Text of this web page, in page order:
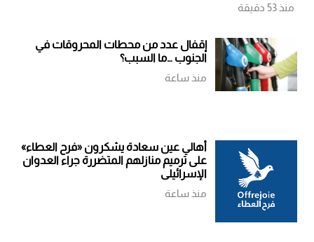
منذ 53 دقيقة
إقفال عدد من محطات المحروقات في
الجنوب …ما السبب؟
منذ ساعة
أهالي عين سعادة يشكرون «فرح العطاء»
على ترميم منازلهم المتضررة جراء العدوان
الإسرائيلي
منذ ساعة